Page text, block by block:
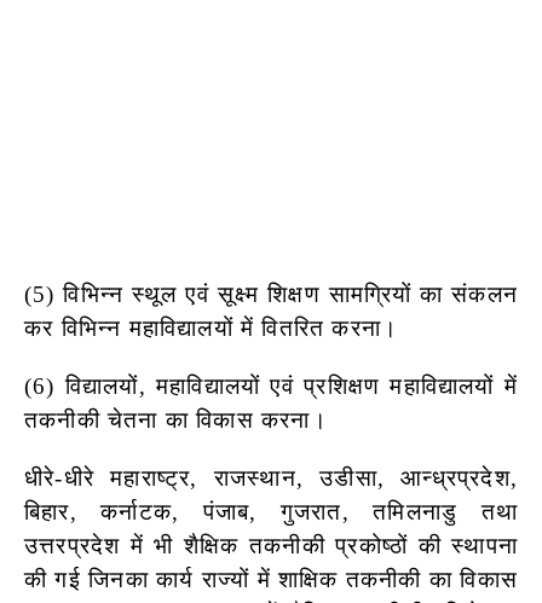
(5) विभिन्न स्थूल एवं सूक्ष्म शिक्षण सामग्रियों का संकलन
कर विभिन्न महाविद्यालयों मेंवितरित करना।
(6) विद्यालयों, महाविद्यालयों एवं प्रशिक्षण महाविद्यालयों में
तकनीकी चेतना का विकास करना।
धीरे-धीरे महाराष्ट्र, राजस्थान, उडीसा, आन्ध्रप्रदेश,
बिहार, कर्नाटक, पंजाब, गुजरात, तमिलनाडु तथा
उत्तरप्रदेश में भी शैक्षिक तकनीकी प्रकोष्ठों की स्थापना
की गई जिनका कार्य राज्यों में शाक्षिक तकनीकी का विकास